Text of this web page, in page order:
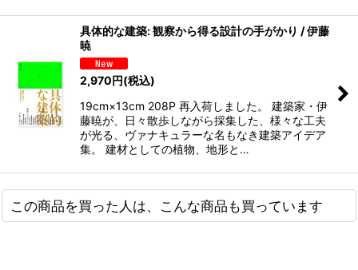
具体的な建築: 観察から得る設計の手がかり / 伊藤
暁
2,970円(税込)
19cm×13cm 208P 再入荷しました。 建築家・伊
藤暁が、日々散歩しながら採集した、様々な工夫
が光る、ヴァナキュラーな名もなき建築アイデア
集。 建材としての植物、地形と…
この商品を買った人は、こんな商品も買っています